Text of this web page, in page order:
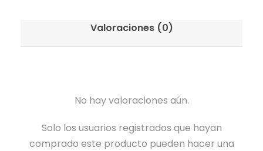
Valoraciones (0)
No hay valoraciones aún.
Solo los usuarios registrados que hayan
comprado este producto pueden hacer una